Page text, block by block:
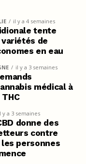
il y a 4 semaines
tente
de
en eau
il y a 3 semaines
médical à
y a 3 semaines
donne des
contre
personnes